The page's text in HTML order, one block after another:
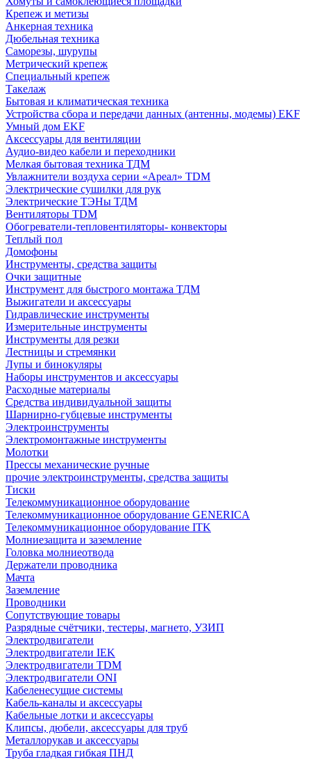
Крепеж и метизы
Анкерная техника
Дюбельная техника
Саморезы, шурупы
Метрический крепеж
Специальный крепеж
Такелаж
Бытовая и климатическая техника
Устройства сбора и передачи данных (антенны, модемы) EKF
Умный дом EKF
Аксессуары для вентиляции
Аудио-видео кабели и переходники
Мелкая бытовая техника ТДМ
Увлажнители воздуха серии «Ареал» TDM
Электрические сушилки для рук
Электрические ТЭНы ТДМ
Вентиляторы TDM
Обогреватели-тепловентиляторы- конвекторы
Теплый пол
Домофоны
Инструменты, средства защиты
Очки защитные
Инструмент для быстрого монтажа ТДМ
Выжигатели и аксессуары
Гидравлические инструменты
Измерительные инструменты
Инструменты для резки
Лестницы и стремянки
Лупы и бинокуляры
Наборы инструментов и аксессуары
Расходные материалы
Средства индивидуальной защиты
Шарнирно-губцевые инструменты
Электроинструменты
Электромонтажные инструменты
Молотки
Прессы механические ручные
прочие электроинструменты, средства защиты
Тиски
Телекоммуникационное оборудование
Телекоммуникационное оборудование GENERICA
Телекоммуникационное оборудование ITK
Молниезащита и заземление
Головка молниеотвода
Держатели проводника
Мачта
Заземление
Проводники
Сопутствующие товары
Разрядные счётчики, тестеры, магнето, УЗИП
Электродвигатели
Электродвигатели IEK
Электродвигатели TDM
Электродвигатели ONI
Кабеленесущие системы
Кабель-каналы и аксессуары
Кабельные лотки и аксессуары
Клипсы, дюбели, аксессуары для труб
Металлорукав и аксессуары
Труба гладкая гибкая ПНД